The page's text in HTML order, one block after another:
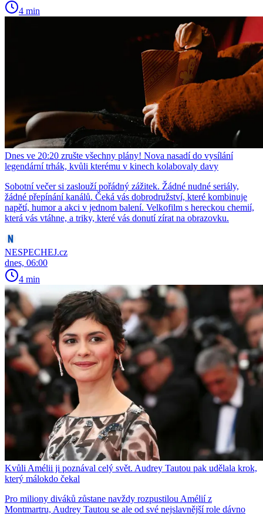
4 min
Dnes ve 20:20 zrušte všechny plány! Nova nasadí do vysílání
legendární trhák, kvůli kterému v kinech kolabovaly davy
Sobotní večer si zaslouží pořádný zážitek. Žádné nudné seriály,
žádné přepínání kanálů. Čeká vás dobrodružství, které kombinuje
napětí, humor a akci v jednom balení. Velkofilm s hereckou chemií,
která vás vtáhne, a triky, které vás donutí zírat na obrazovku.
NESPECHEJ.cz
dnes, 06:00
4 min
Kvůli Amélii ji poznával celý svět. Audrey Tautou pak udělala krok,
který málokdo čekal
Pro miliony diváků zůstane navždy rozpustilou Amélií z
Montmartru, Audrey Tautou se ale od své nejslavnější role dávno